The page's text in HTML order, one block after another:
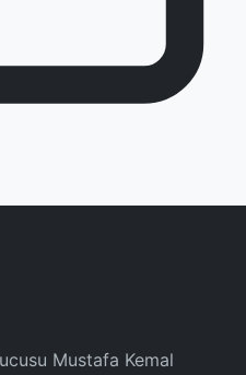
Mustafa Kemal